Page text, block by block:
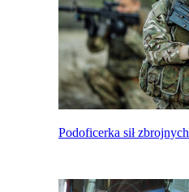
Podoficerka sił zbrojnych